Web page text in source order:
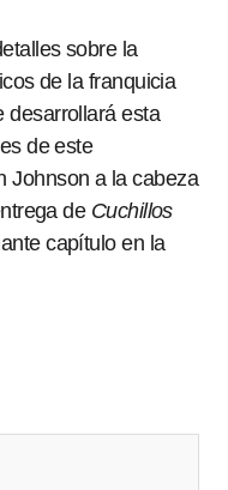
sobre la
de la franquicia
desarrollará esta
de este
Johnson a la cabeza
de Cuchillos
capítulo en la